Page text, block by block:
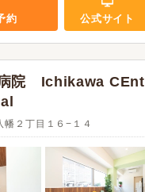
約 公式サイト
院 Ichikawa
２丁目１６−１４